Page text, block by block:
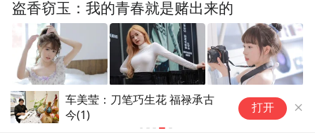
车美莹：刀笔巧生花 福禄承古
今(1)
打开
盗香窃玉：我的青春就是赌出来的
爽文